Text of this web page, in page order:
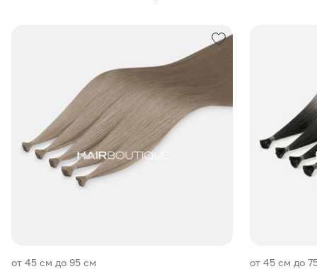
от 45 см до 95 см от 45 см до